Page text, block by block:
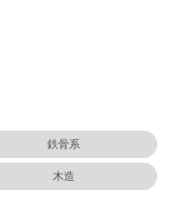
鉄骨系
木造